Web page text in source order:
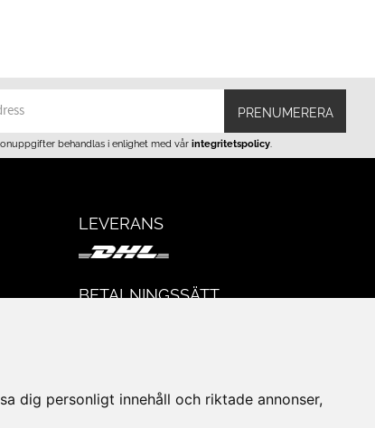
dig personligt innehåll och riktade annonser,
PRENUMERERA
behandlas i enlighet med vår integritetspolicy.
LEVERANS
BETALNINGSSÄTT
kontanter.